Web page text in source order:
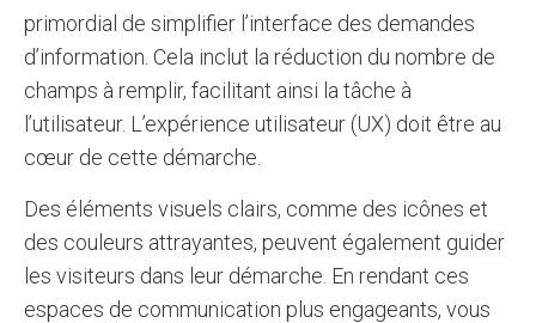
primordial de simplifier l’interface des demandes
d’information. Cela inclut la réduction du nombre de
champs à remplir, facilitant ainsi la tâche à
l’utilisateur. L’expérience utilisateur (UX) doit être au
cœur de cette démarche.
Des éléments visuels clairs, comme des icônes et
des couleurs attrayantes, peuvent également guider
les visiteurs dans leur démarche. En rendant ces
espaces de communication plus engageants, vous